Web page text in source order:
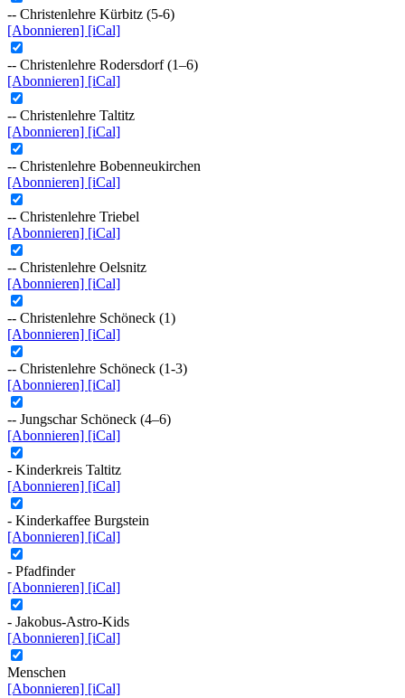
-- Christenlehre Kürbitz (5-6)
[Abonnieren] [iCal]
-- Christenlehre Rodersdorf (1–6)
[Abonnieren] [iCal]
-- Christenlehre Taltitz
[Abonnieren] [iCal]
-- Christenlehre Bobenneukirchen
[Abonnieren] [iCal]
-- Christenlehre Triebel
[Abonnieren] [iCal]
-- Christenlehre Oelsnitz
[Abonnieren] [iCal]
-- Christenlehre Schöneck (1)
[Abonnieren] [iCal]
-- Christenlehre Schöneck (1-3)
[Abonnieren] [iCal]
-- Jungschar Schöneck (4–6)
[Abonnieren] [iCal]
- Kinderkreis Taltitz
[Abonnieren] [iCal]
- Kinderkaffee Burgstein
[Abonnieren] [iCal]
- Pfadfinder
[Abonnieren] [iCal]
- Jakobus-Astro-Kids
[Abonnieren] [iCal]
Menschen
[Abonnieren] [iCal]